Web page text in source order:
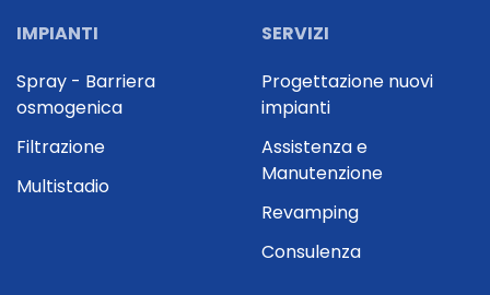
IMPIANTI
Spray - Barriera
osmogenica
Filtrazione
Multistadio
SERVIZI
Progettazione nuovi
impianti
Assistenza e
Manutenzione
Revamping
Consulenza